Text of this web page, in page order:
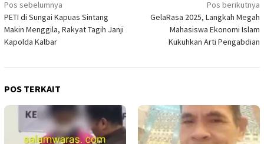
Navigasi
pos
Pos sebelumnya
PETI di Sungai Kapuas Sintang
Makin Menggila, Rakyat Tagih Janji
Kapolda Kalbar
Pos berikutnya
GelaRasa 2025, Langkah Megah
Mahasiswa Ekonomi Islam
Kukuhkan Arti Pengabdian
POS TERKAIT